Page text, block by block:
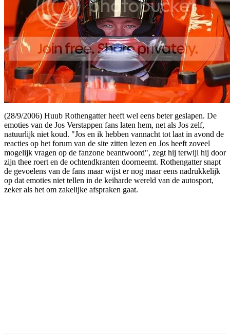
(28/9/2006) Huub Rothengatter heeft wel eens beter geslapen. De
emoties van de Jos Verstappen fans laten hem, net als Jos zelf,
natuurlijk niet koud. "Jos en ik hebben vannacht tot laat in avond de
reacties op het forum van de site zitten lezen en Jos heeft zoveel
mogelijk vragen op de fanzone beantwoord", zegt hij terwijl hij door
zijn thee roert en de ochtendkranten doorneemt. Rothengatter snapt
de gevoelens van de fans maar wijst er nog maar eens nadrukkelijk
op dat emoties niet tellen in de keiharde wereld van de autosport,
zeker als het om zakelijke afspraken gaat.